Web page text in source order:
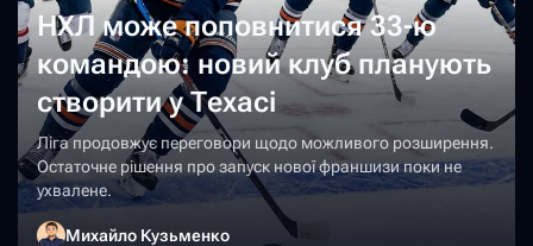
НХЛ може поповнитися 33-ю
командою: новий клуб планують
створити у Техасі
Ліга продовжує переговори щодо можливого розширення.
Остаточне рішення про запуск нової франшизи поки не
ухвалене.
Михайло Кузьменко